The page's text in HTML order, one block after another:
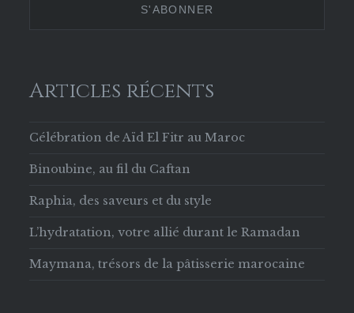
Articles récents
Célébration de Aïd El Fitr au Maroc
Binoubine, au fil du Caftan
Raphia, des saveurs et du style
L’hydratation, votre allié durant le Ramadan
Maymana, trésors de la pâtisserie marocaine